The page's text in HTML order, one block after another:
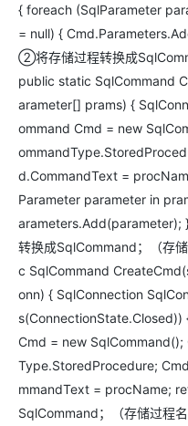
{ foreach (SqlParameter
= null) {
②将存储过程转换成
public static SqlCommand
arameter[] prams) {
ommand Cmd = new
d.CommandText =
Parameter parameter in
转换成SqlCommand；（存
c SqlCommand
onn) { SqlConnection
Cmd = new
Type.StoredProcedure;
mmandText = procName;
SqlCommand；（存储过程